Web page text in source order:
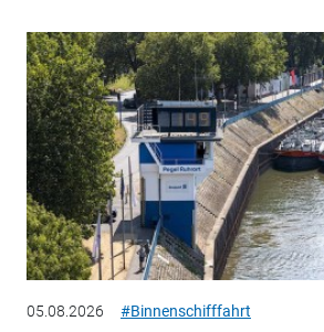
05.08.2026 #Binnenschifffahrt